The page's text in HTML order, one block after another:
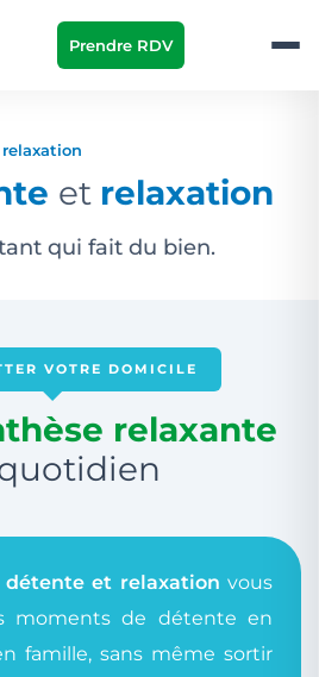
Prendre RDV
et relaxation
qui fait du bien.
VOTRE DOMICILE
relaxante
détente et relaxation vous
moments de détente en
famille, sans même sortir